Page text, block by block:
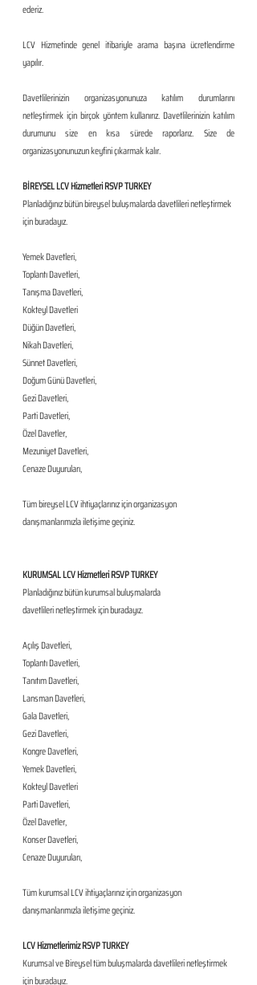
ederiz.
LCV Hizmetinde genel itibariyle arama başına ücretlendirme
yapılır.
Davetlilerinizin organizasyonunuza katılım durumlarını
netleştirmek için birçok yöntem kullanırız. Davetlilerinizin katılım
durumunu size en kısa sürede raporlarız. Size de
organizasyonunuzun keyfini çıkarmak kalır.
BİREYSEL LCV Hizmetleri RSVP TURKEY
Planladığınız bütün bireysel buluşmalarda davetlileri netleştirmek
için buradayız.
Yemek Davetleri,
Toplantı Davetleri,
Tanışma Davetleri,
Kokteyl Davetleri
Düğün Davetleri,
Nikah Davetleri,
Sünnet Davetleri,
Doğum Günü Davetleri,
Gezi Davetleri,
Parti Davetleri,
Özel Davetler,
Mezuniyet Davetleri,
Cenaze Duyuruları,
Tüm bireysel LCV ihtiyaçlarınız için organizasyon
danışmanlarımızla iletişime geçiniz.
KURUMSAL LCV Hizmetleri RSVP TURKEY
Planladığınız bütün kurumsal buluşmalarda
davetlileri netleştirmek için buradayız.
Açılış Davetleri,
Toplantı Davetleri,
Tanıtım Davetleri,
Lansman Davetleri,
Gala Davetleri,
Gezi Davetleri,
Kongre Davetleri,
Yemek Davetleri,
Kokteyl Davetleri
Parti Davetleri,
Özel Davetler,
Konser Davetleri,
Cenaze Duyuruları,
Tüm kurumsal LCV ihtiyaçlarınız için organizasyon
danışmanlarımızla iletişime geçiniz.
LCV Hizmetlerimiz RSVP TURKEY
Kurumsal ve Bireysel tüm buluşmalarda davetlileri netleştirmek
için buradayız.